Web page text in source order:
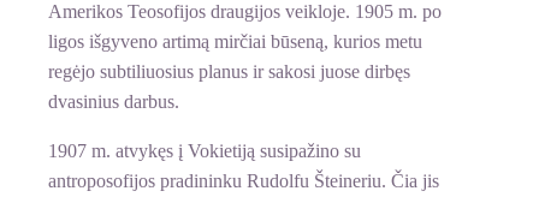
Amerikos Teosofijos draugijos veikloje. 1905 m. po
ligos išgyveno artimą mirčiai būseną, kurios metu
regėjo subtiliuosius planus ir sakosi juose dirbęs
dvasinius darbus.
1907 m. atvykęs į Vokietiją susipažino su
antroposofijos pradininku Rudolfu Šteineriu. Čia jis